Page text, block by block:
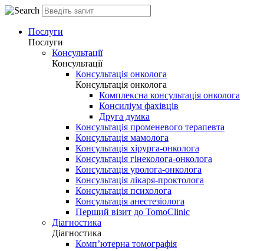
Послуги
Послуги
Консультації
Консультації
Консультація онколога
Консультація онколога
Комплексна консультація онколога
Консиліум фахівців
Друга думка
Консультація променевого терапевта
Консультація мамолога
Консультація хірурга-онколога
Консультація гінеколога-онколога
Консультація уролога-онколога
Консультація лікаря-проктолога
Консультація психолога
Консультація анестезіолога
Перший візит до TomoClinic
Діагностика
Діагностика
Комп’ютерна томографія